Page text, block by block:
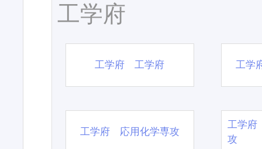
工学府
工学府 工学府 工学
工学府 応用化学専攻
工学府
攻